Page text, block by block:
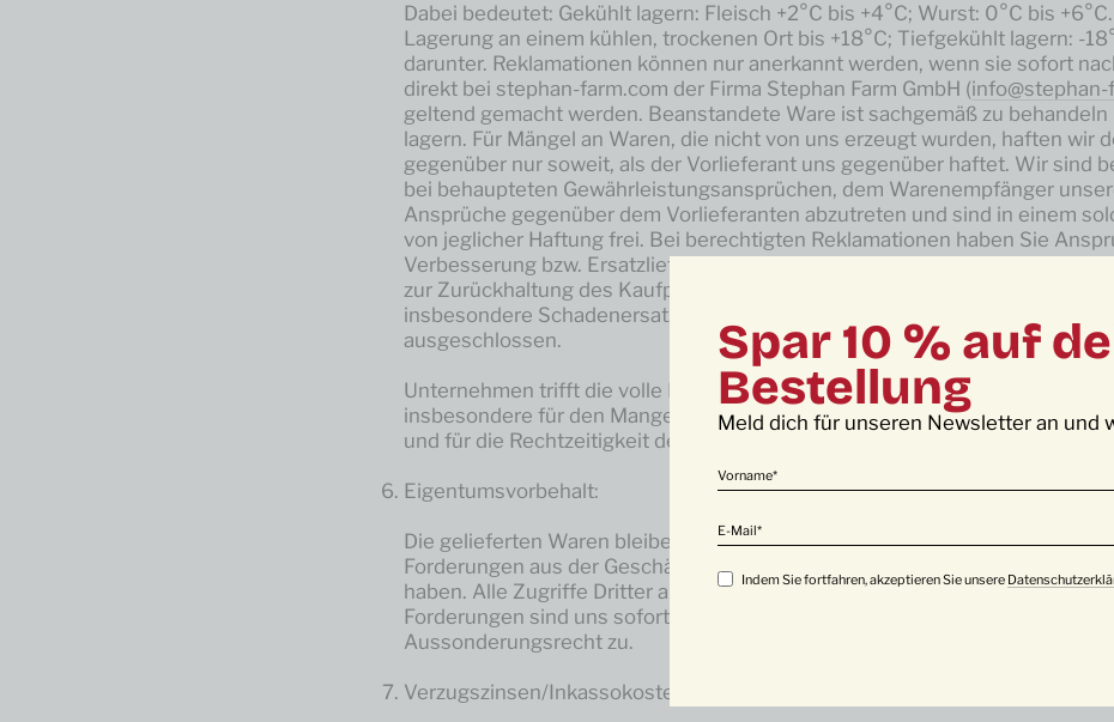
Dabei bedeutet: Gekühlt lagern: Fleisch +2°C bis +4°C; Wurst: 0°C bis
Lagerung an einem kühlen, trockenen Ort bis +18°C; Tiefgekühlt lagern: -
darunter. Reklamationen können nur anerkannt werden, wenn sie sofort
direkt bei stephan-farm.com der Firma Stephan Farm GmbH (
geltend gemacht werden. Beanstandete Ware ist sachgemäß zu behandeln
lagern. Für Mängel an Waren, die nicht von uns erzeugt wurden, haften wir
gegenüber nur soweit, als der Vorlieferant uns gegenüber haftet. Wir sind
bei behaupteten Gewährleistungsansprüchen, dem Warenempfänger
Ansprüche gegenüber dem Vorlieferanten abzutreten und sind in einem
von jeglicher Haftung frei. Bei berechtigten Reklamationen haben Sie
Verbesserung bzw. Ersatzlieferung. Das Auftreten von Mängeln berechtigt
zur Zurückhaltung des Kaufpreises oder eines Teiles davon. Weitergehende
insbesondere Schadenersatzansprüche sind, soweit gesetzlich zulässig,
ausgeschlossen.
Unternehmen trifft die volle Beweislast für sämtliche
insbesondere für den Mangel selbst, für den Zeitpunkt der Feststellung des
und für die Rechtzeitigkeit der Mängelrüge.
Eigentumsvorbehalt:
Die gelieferten Waren bleiben in unserem Eigentum bis Sie unsere
Forderungen aus der Geschäftsverbindung, insbesondere
haben. Alle Zugriffe Dritter auf die unter Eigentumsvorbehalt stehenden
Forderungen sind uns sofort zu melden. Im Insolvenzfall steht uns das
Aussonderungsrecht zu.
Verzugszinsen/Inkassokosten:
Spar 10 % auf
Bestellung
Meld dich für unseren Newsletter an und
Vorname
E-Mail
Indem Sie fortfahren, akzeptieren Sie unsere